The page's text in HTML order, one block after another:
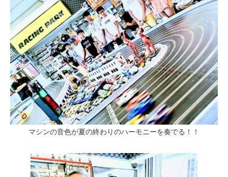
マシンの音色が夏の終わりのハーモニーを奏でる！！